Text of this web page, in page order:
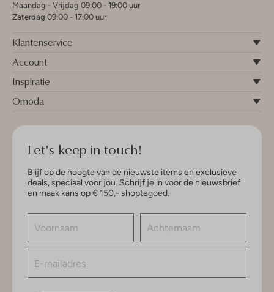
Maandag - Vrijdag 09:00 - 19:00 uur
Zaterdag 09:00 - 17:00 uur
Klantenservice
Account
Inspiratie
Omoda
Let's keep in touch!
Blijf op de hoogte van de nieuwste items en exclusieve
deals, speciaal voor jou. Schrijf je in voor de nieuwsbrief
en maak kans op € 150,- shoptegoed.